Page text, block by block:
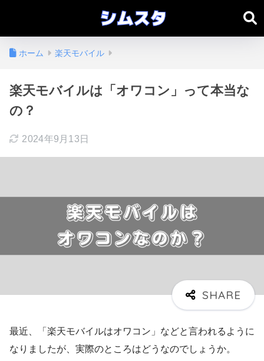
ホーム 楽天モバイル
楽天モバイルは「オワコン」って本当な
の？
2024年9月13日
最近、「楽天モバイルはオワコン」などと言われるように
なりましたが、実際のところはどうなのでしょうか。